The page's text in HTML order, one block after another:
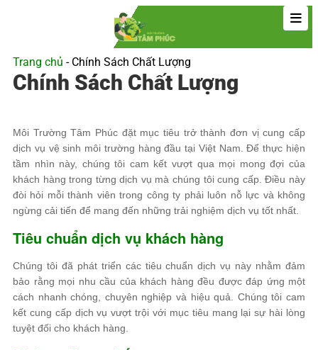
Trang chủ - Chính Sách Chất Lượng
Chính Sách Chất Lượng
Môi Trường Tâm Phúc đặt mục tiêu trở thành đơn vị cung cấp
dịch vụ vệ sinh môi trường hàng đầu tại Việt Nam. Để thực hiện
tầm nhìn này, chúng tôi cam kết vượt qua mọi mong đợi của
khách hàng trong từng dịch vụ mà chúng tôi cung cấp. Điều này
đòi hỏi mỗi thành viên trong công ty phải luôn nỗ lực và không
ngừng cải tiến để mang đến những trải nghiệm dịch vụ tốt nhất.
Tiêu chuẩn dịch vụ khách hàng
Chúng tôi đã phát triển các tiêu chuẩn dịch vụ này nhằm đảm
bảo rằng mọi nhu cầu của khách hàng đều được đáp ứng một
cách nhanh chóng, chuyên nghiệp và hiệu quả. Chúng tôi cam
kết cung cấp dịch vụ vượt trội với mục tiêu mang lại sự hài lòng
tuyệt đối cho khách hàng.